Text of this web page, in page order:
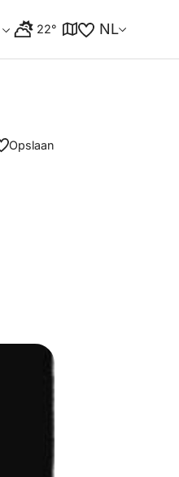
22° NL
Opslaan